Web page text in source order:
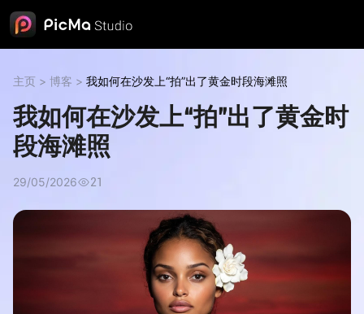
主页 > 博客 > 我如何在沙发上“拍”出了黄金时段海滩照
我如何在沙发上“拍”出了黄金时
段海滩照
29/05/2026 21